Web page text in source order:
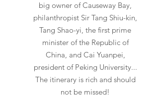
big owner of Causeway Bay,
philanthropist Sir Tang Shiu-kin,
Tang Shao-yi, the first prime
minister of the Republic of
China, and Cai Yuanpei,
president of Peking University...
The itinerary is rich and should
not be missed!